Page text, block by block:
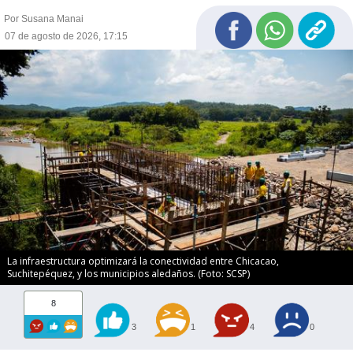
Por Susana Manai
07 de agosto de 2026, 17:15
La infraestructura optimizará la conectividad entre Chicacao,
Suchitepéquez, y los municipios aledaños. (Foto: SCSP)
8
3 1 4 0